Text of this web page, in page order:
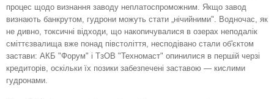
процес щодо визнання заводу неплатоспроможним. Якщо завод
визнають банкрутом, гудрони можуть стати „нічийними". Водночас, як
не дивно, токсичні відходи, що накопичувалися в озерах неподалік
сміттєзвалища вже понад півстоліття, несподівано стали об'єктом
застави: АКБ "Форум" і ТзОВ "Техномаст" опинилися в першій черзі
кредиторів, оскільки їх позики забезпечені заставою — кислими
гудронами.